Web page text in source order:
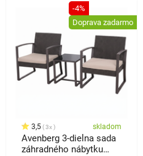
-4%
Doprava zadarmo
3,5 3x skladom
Avenberg 3-dielna sada
záhradného nábytku